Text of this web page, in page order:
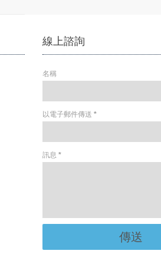
線上諮詢
名稱
以電子郵件傳送 *
訊息 *